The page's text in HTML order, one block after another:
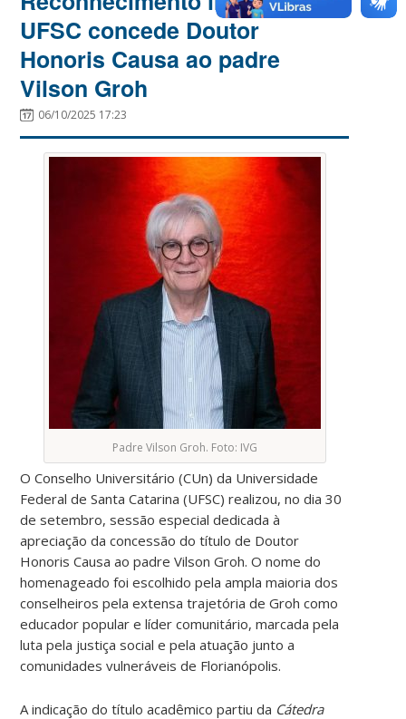
UFSC concede Doutor
Honoris Causa ao padre
Vilson Groh
06/10/2025 17:23
Padre Vilson Groh. Foto: IVG
O Conselho Universitário (CUn) da Universidade
Federal de Santa Catarina (UFSC) realizou, no dia 30
de setembro, sessão especial dedicada à
apreciação da concessão do título de Doutor
Honoris Causa ao padre Vilson Groh. O nome do
homenageado foi escolhido pela ampla maioria dos
conselheiros pela extensa trajetória de Groh como
educador popular e líder comunitário, marcada pela
luta pela justiça social e pela atuação junto a
comunidades vulneráveis de Florianópolis.
A indicação do título acadêmico partiu da Cátedra